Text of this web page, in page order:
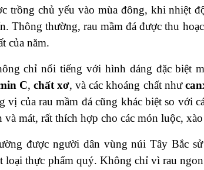
trồng chủ yếu vào mùa đông, khi nhiệt
Thông thường, rau mầm đá được thu
của năm.
chỉ nổi tiếng với hình dáng đặc biệt
C,chất xơ, và các khoáng chất như
vị của rau mầm đá cũng khác biệt so với
mát, rất thích hợp cho các món luộc,
được người dân vùng núi Tây Bắc
loại thực phẩm quý. Không chỉ vì rau